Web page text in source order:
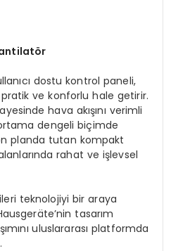
ör
dostu kontrol paneli,
ve konforlu hale getirir.
hava akışını verimli
dengeli biçimde
planda tutan kompakt
rahat ve işlevsel
teknolojiyi bir araya
tasarım
uluslararası platformda